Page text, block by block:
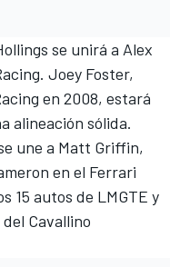
se unirá a Alex
Joey Foster,
en 2008, estará
alineación sólida.
une a Matt Griffin,
en el Ferrari
15 autos de LMGTE y
Cavallino